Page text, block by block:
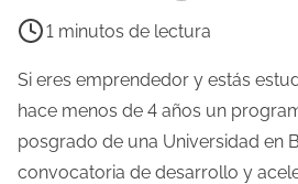
e
m
p
o
d
1 minutos de lectura
Si eres emprendedor y estás
hace menos de 4 años un
posgrado de una Universidad en
convocatoria de desarrollo y